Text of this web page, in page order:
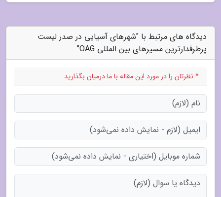
دیدگاه های مرتبط با "شهرهای آسیایی در صدر لیست
پرطرفدارترین مسیرهای بین المللی OAG"
* نظرتان را در مورد این مقاله با ما درمیان بگذارید